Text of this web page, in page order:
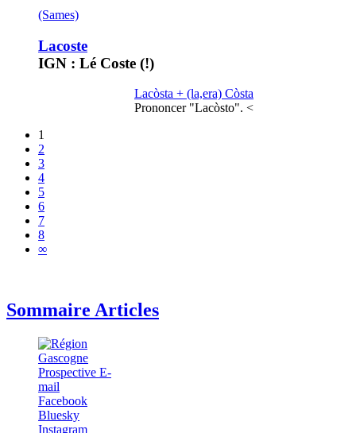
(Sames)
Lacoste
IGN : Lé Coste (!)
Lacòsta + (la,era) Còsta
Prononcer "Lacòsto". <
1
2
3
4
5
6
7
8
∞
Sommaire Articles